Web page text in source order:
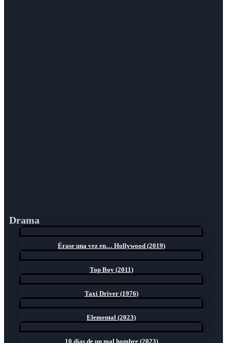
Drama
Érase una vez en… Hollywood (2019)
Top Boy (2011)
Taxi Driver (1976)
Elemental (2023)
10 días de un mal hombre (2023)